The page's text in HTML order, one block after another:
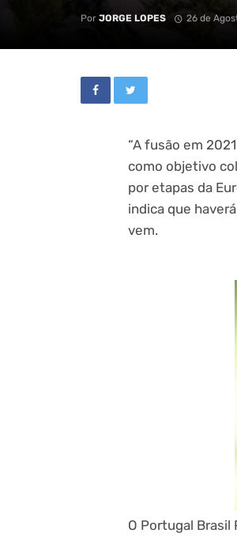
Por JORGE LOPES 26 de
“A fusão em
como objetivo
por etapas da
indica que
vem.
O Portugal